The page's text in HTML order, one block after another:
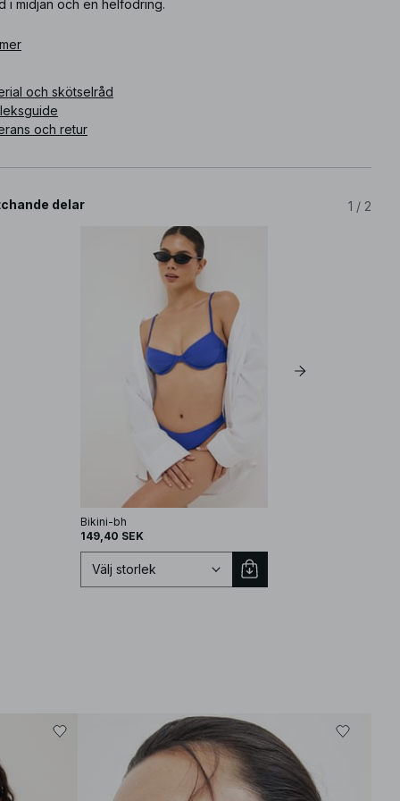
i midjan och en helfodring.
och skötselråd
och retur
delar 1 / 2
Bikini-bh
149,40 SEK
EU 70D
EU 75A
Välj storlek